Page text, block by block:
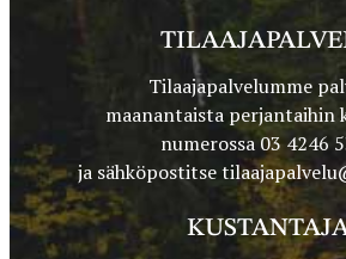
Tilaajapalvelumme
maanantaista perjantaihin
numerossa 03 4246
ja sähköpostitse